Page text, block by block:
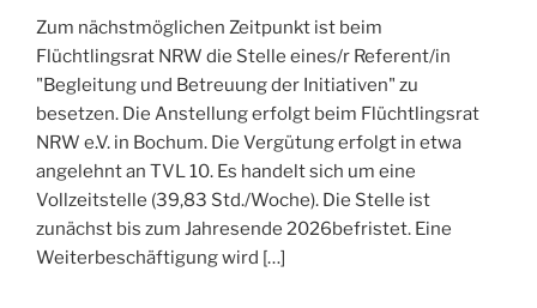
Zum nächstmöglichen Zeitpunkt ist beim
Flüchtlingsrat NRW die Stelle eines/r Referent/in
"Begleitung und Betreuung der Initiativen" zu
besetzen. Die Anstellung erfolgt beim Flüchtlingsrat
NRW e.V. in Bochum. Die Vergütung erfolgt in etwa
angelehnt an TVL 10. Es handelt sich um eine
Vollzeitstelle (39,83 Std./Woche). Die Stelle ist
zunächst bis zum Jahresende 2026befristet. Eine
Weiterbeschäftigung wird […]